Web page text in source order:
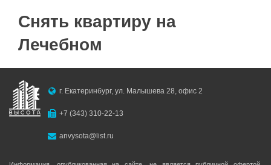
Снять квартиру на
Лечебном
г. Екатеринбург, ул. Малышева 28, офис 2
+7 (343) 310-22-13
anvysota@list.ru